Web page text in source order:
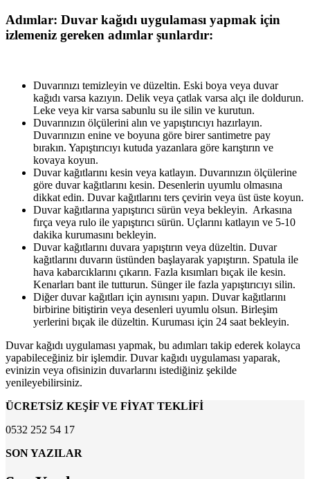
Adımlar: Duvar kağıdı uygulaması yapmak için
izlemeniz gereken adımlar şunlardır:
Duvarınızı temizleyin ve düzeltin. Eski boya veya duvar
kağıdı varsa kazıyın. Delik veya çatlak varsa alçı ile doldurun.
Leke veya kir varsa sabunlu su ile silin ve kurutun.
Duvarınızın ölçülerini alın ve yapıştırıcıyı hazırlayın.
Duvarınızın enine ve boyuna göre birer santimetre pay
bırakın. Yapıştırıcıyı kutuda yazanlara göre karıştırın ve
kovaya koyun.
Duvar kağıtlarını kesin veya katlayın. Duvarınızın ölçülerine
göre duvar kağıtlarını kesin. Desenlerin uyumlu olmasına
dikkat edin. Duvar kağıtlarını ters çevirin veya üst üste koyun.
Duvar kağıtlarına yapıştırıcı sürün veya bekleyin. Arkasına
fırça veya rulo ile yapıştırıcı sürün. Uçlarını katlayın ve 5-10
dakika kurumasını bekleyin.
Duvar kağıtlarını duvara yapıştırın veya düzeltin. Duvar
kağıtlarını duvarın üstünden başlayarak yapıştırın. Spatula ile
hava kabarcıklarını çıkarın. Fazla kısımları bıçak ile kesin.
Kenarları bant ile tutturun. Sünger ile fazla yapıştırıcıyı silin.
Diğer duvar kağıtları için aynısını yapın. Duvar kağıtlarını
birbirine bitiştirin veya desenleri uyumlu olsun. Birleşim
yerlerini bıçak ile düzeltin. Kuruması için 24 saat bekleyin.
Duvar kağıdı uygulaması yapmak, bu adımları takip ederek kolayca
yapabileceğiniz bir işlemdir. Duvar kağıdı uygulaması yaparak,
evinizin veya ofisinizin duvarlarını istediğiniz şekilde
yenileyebilirsiniz.
ÜCRETSİZ KEŞİF VE FİYAT TEKLİFİ
0532 252 54 17
SON YAZILAR